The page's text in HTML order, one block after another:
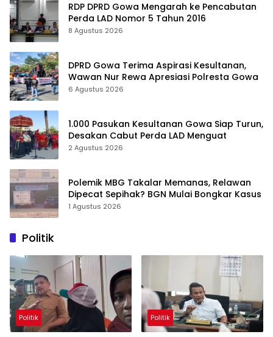
RDP DPRD Gowa Mengarah ke Pencabutan
Perda LAD Nomor 5 Tahun 2016
8 Agustus 2026
DPRD Gowa Terima Aspirasi Kesultanan,
Wawan Nur Rewa Apresiasi Polresta Gowa
6 Agustus 2026
1.000 Pasukan Kesultanan Gowa Siap Turun,
Desakan Cabut Perda LAD Menguat
2 Agustus 2026
Polemik MBG Takalar Memanas, Relawan
Dipecat Sepihak? BGN Mulai Bongkar Kasus
1 Agustus 2026
Politik
Politik Politik